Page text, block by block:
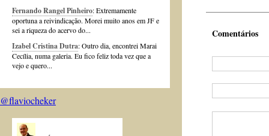
Fernando Rangel Pinheiro: Extremamente
oportuna a reivindicação. Morei muito anos em JF e
sei a riqueza do acervo do...
Izabel Cristina Dutra: Outro dia, encontrei Marai
Cecília, numa galeria. Eu fico feliz toda vez que a
vejo e quero...
@flaviocheker
Comentários